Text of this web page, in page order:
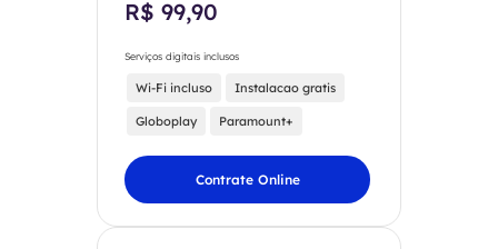
R$ 99,90
Serviços digitais inclusos
Wi-Fi incluso Instalacao gratis
Globoplay Paramount+
Contrate Online